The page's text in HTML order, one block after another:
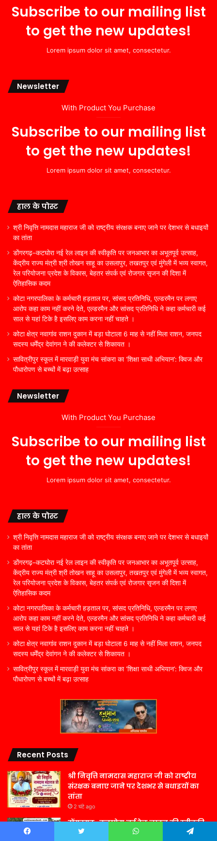
Subscribe to our mailing list
to get the new updates!
Lorem ipsum dolor sit amet, consectetur.
Newsletter
With Product You Purchase
Subscribe to our mailing list
to get the new updates!
Lorem ipsum dolor sit amet, consectetur.
हाल के पोस्ट
श्री निवृत्ति नामदास महाराज जी को राष्ट्रीय संरक्षक बनाए जाने पर देशभर से बधाइयों
का तांता
डोंगरगढ़–कटघोरा नई रेल लाइन की स्वीकृति पर जनआभार का अभूतपूर्व उत्साह,
केंद्रीय राज्य मंत्री श्री तोखन साहू का उसलापुर, तखतपुर एवं मुंगेली में भव्य स्वागत,
रेल परियोजना प्रदेश के विकास, बेहतर संपर्क एवं रोजगार सृजन की दिशा में
ऐतिहासिक कदम
कोटा नगरपालिका के कर्मचारी हड़ताल पर, सांसद प्रतिनिधि, एल्डरमैन पर लगाए
आरोप कहा काम नहीं करने देते, एल्डरमैन और सांसद प्रतिनिधि ने कहा कर्मचारी कई
साल से यहां टिके है इसलिए काम करना नहीं चाहते ।
कोटा क्षेत्र नवागांव राशन दुकान में बड़ा घोटाला 6 माह से नहीं मिला राशन, जनपद
सदस्य धर्मेंद्र देवांगन ने की कलेक्टर से शिकायत ।
सावित्रीपुर स्कूल में मारवाड़ी युवा मंच सांकरा का ‘शिक्षा साथी अभियान’: क्विज और
पौधारोपण से बच्चों में बढ़ा उत्साह
Newsletter
With Product You Purchase
Subscribe to our mailing list
to get the new updates!
Lorem ipsum dolor sit amet, consectetur.
हाल के पोस्ट
श्री निवृत्ति नामदास महाराज जी को राष्ट्रीय संरक्षक बनाए जाने पर देशभर से बधाइयों
का तांता
डोंगरगढ़–कटघोरा नई रेल लाइन की स्वीकृति पर जनआभार का अभूतपूर्व उत्साह,
केंद्रीय राज्य मंत्री श्री तोखन साहू का उसलापुर, तखतपुर एवं मुंगेली में भव्य स्वागत,
रेल परियोजना प्रदेश के विकास, बेहतर संपर्क एवं रोजगार सृजन की दिशा में
ऐतिहासिक कदम
कोटा नगरपालिका के कर्मचारी हड़ताल पर, सांसद प्रतिनिधि, एल्डरमैन पर लगाए
आरोप कहा काम नहीं करने देते, एल्डरमैन और सांसद प्रतिनिधि ने कहा कर्मचारी कई
साल से यहां टिके है इसलिए काम करना नहीं चाहते ।
कोटा क्षेत्र नवागांव राशन दुकान में बड़ा घोटाला 6 माह से नहीं मिला राशन, जनपद
सदस्य धर्मेंद्र देवांगन ने की कलेक्टर से शिकायत ।
सावित्रीपुर स्कूल में मारवाड़ी युवा मंच सांकरा का ‘शिक्षा साथी अभियान’: क्विज और
पौधारोपण से बच्चों में बढ़ा उत्साह
Recent Posts
श्री निवृत्ति नामदास महाराज जी को राष्ट्रीय
संरक्षक बनाए जाने पर देशभर से बधाइयों का
तांता
2 घंटे ago
डोंगरगढ़–कटघोरा नई रेल लाइन की स्वीकृति
पर जनआभार का अभूतपूर्व उत्साह, केंद्रीय राज्य